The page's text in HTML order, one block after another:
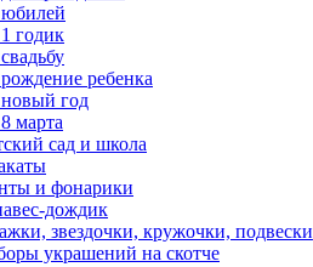
годик
ребенка
год
марта
сад и школа
и фонарики
дождик
звездочки, кружочки, подвески
украшений на скотче